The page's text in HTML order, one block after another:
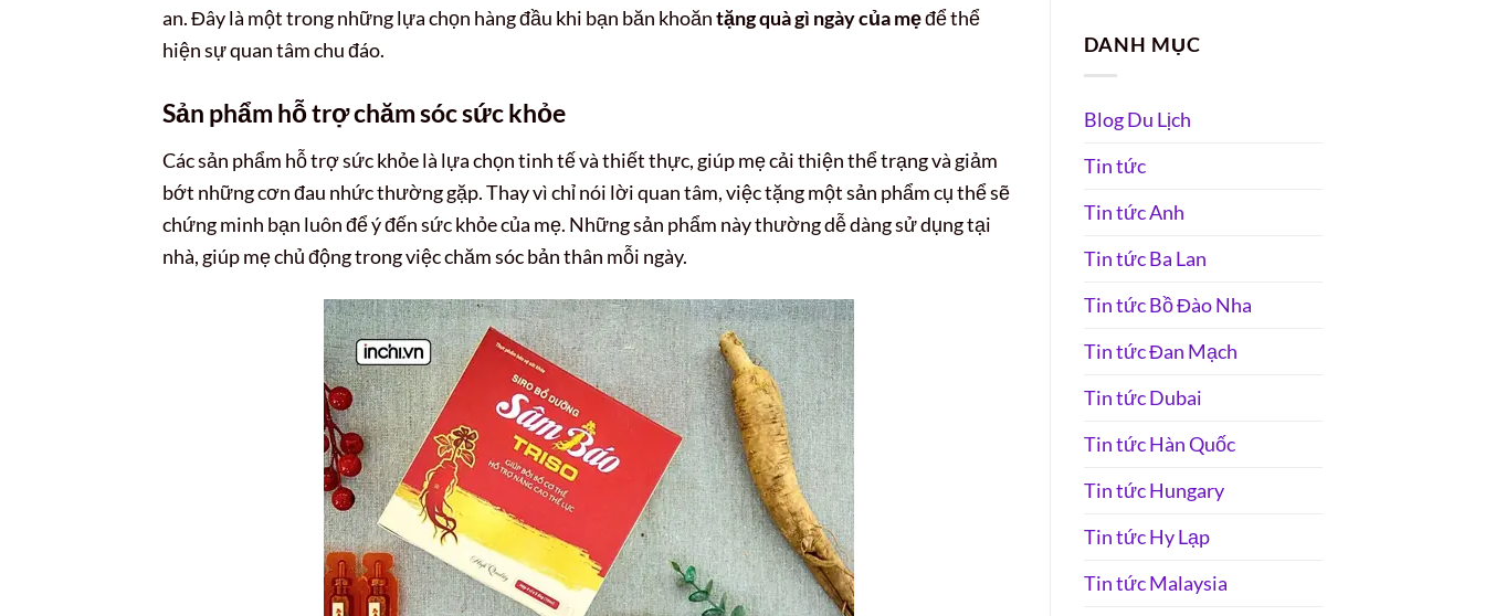
an. Đây là một trong những lựa chọn hàng đầu khi bạn băn khoăntặng quà gì ngày của mẹđể thể
hiện sự quan tâm chu đáo.
Sản phẩm hỗ trợ chăm sóc sức khỏe
Các sản phẩm hỗ trợ sức khỏe là lựa chọn tinh tế và thiết thực, giúp mẹ cải thiện thể trạng và giảm
bớt những cơn đau nhức thường gặp. Thay vì chỉ nói lời quan tâm, việc tặng một sản phẩm cụ thể sẽ
chứng minh bạn luôn để ý đến sức khỏe của mẹ. Những sản phẩm này thường dễ dàng sử dụng tại
nhà, giúp mẹ chủ động trong việc chăm sóc bản thân mỗi ngày.
DANH MỤC
Blog Du Lịch
Tin tức
Tin tức Anh
Tin tức Ba Lan
Tin tức Bồ Đào Nha
Tin tức Đan Mạch
Tin tức Dubai
Tin tức Hàn Quốc
Tin tức Hungary
Tin tức Hy Lạp
Tin tức Malaysia